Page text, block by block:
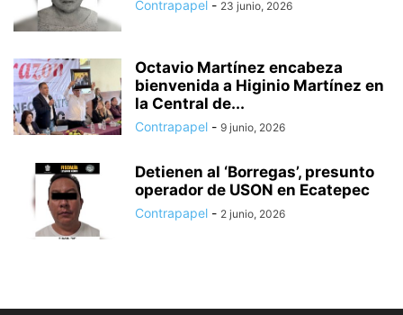
Contrapapel - 23 junio, 2026
Octavio Martínez encabeza
bienvenida a Higinio Martínez en
la Central de...
Contrapapel - 9 junio, 2026
Detienen al ‘Borregas’, presunto
operador de USON en Ecatepec
Contrapapel - 2 junio, 2026